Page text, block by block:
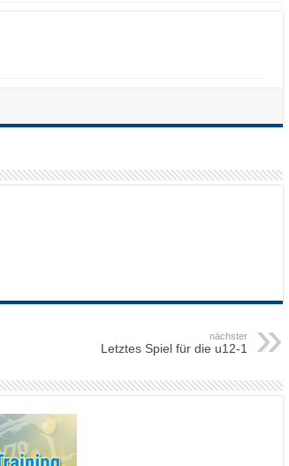
nächster
Letztes Spiel für die u12-1